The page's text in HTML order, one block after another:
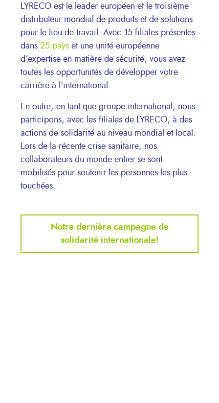
LYRECO est le leader européen et le troisième
distributeur mondial de produits et de solutions
pour le lieu de travail. Avec 15 filiales présentes
dans 25 pays et une unité européenne
d’expertise en matière de sécurité, vous avez
toutes les opportunités de développer votre
carrière à l’international.
En outre, en tant que groupe international, nous
participons, avec les filiales de LYRECO, à des
actions de solidarité au niveau mondial et local.
Lors de la récente crise sanitaire, nos
collaborateurs du monde entier se sont
mobilisés pour soutenir les personnes les plus
touchées.
Notre dernière campagne de
solidarité internationale!